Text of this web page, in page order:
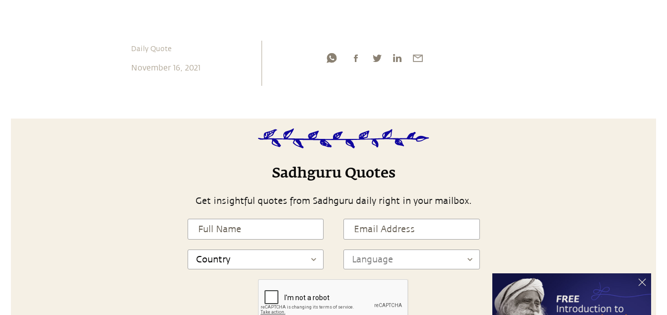
Daily Quote
November 16, 2021
Sadhguru Quotes
Get insightful quotes from Sadhguru daily right in your mailbox.